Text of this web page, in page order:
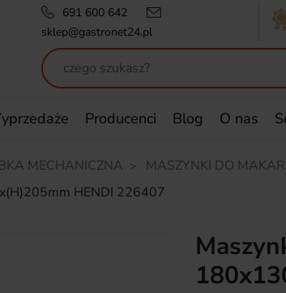
691 600 642
sklep@gastronet24.pl
Producenci Blog O nas
MECHANICZNA
MASZYNKI DO
HENDI 226407